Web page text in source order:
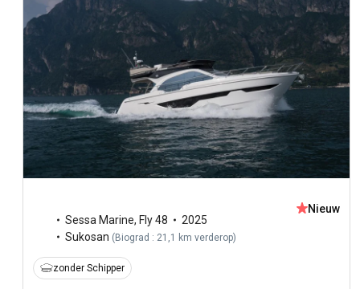
Sessa Marine, Fly 48
2025
Sukosan (Biograd : 21,1 km verderop)
Nieuw
zonder Schipper